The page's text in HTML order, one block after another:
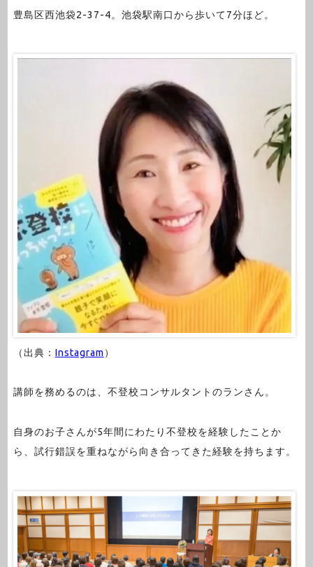
豊島区西池袋2-37-4。池袋駅南口から歩いて7分ほど。
（出典： Instagram）
講師を務めるのは、不登校コンサルタントのランさん。
自身のお子さんが5年間にわたり不登校を経験したことか
ら、試行錯誤を重ねながら向き合ってきた経験を持ちます。